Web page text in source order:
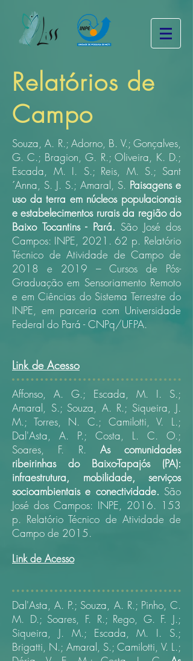
Relatórios de
Campo
Souza, A. R.; Adorno, B. V.; Gonçalves,
G. C.; Bragion, G. R.; Oliveira, K. D.;
Escada, M. I. S.; Reis, M. S.; Sant
´Anna, S. J. S.; Amaral, S. Paisagens e
uso da terra em núcleos populacionais
e estabelecimentos rurais da região do
Baixo Tocantins - Pará. São José dos
Campos: INPE, 2021. 62 p. Relatório
Técnico de Atividade de Campo de
2018 e 2019 – Cursos de Pós-
Graduação em Sensoriamento Remoto
e em Ciências do Sistema Terrestre do
INPE, em parceria com Universidade
Federal do Pará - CNPq/UFPA.
Link de Acesso
Affonso, A. G.; Escada, M. I. S.;
Amaral, S.; Souza, A. R.; Siqueira, J.
M.; Torres, N. C.; Camilotti, V. L.;
Dal'Asta, A. P.; Costa, L. C. O.;
Soares, F. R. As comunidades
ribeirinhas do Baixo-Tapajós (PA):
infraestrutura, mobilidade, serviços
socioambientais e conectividade. São
José dos Campos: INPE, 2016. 153
p. Relatório Técnico de Atividade de
Campo de 2015.
Link de Acesso
Dal'Asta, A. P.; Souza, A. R.; Pinho, C.
M. D.; Soares, F. R.; Rego, G. F. J.;
Siqueira, J. M.; Escada, M. I. S.;
Brigatti, N.; Amaral, S.; Camilotti, V. L.;